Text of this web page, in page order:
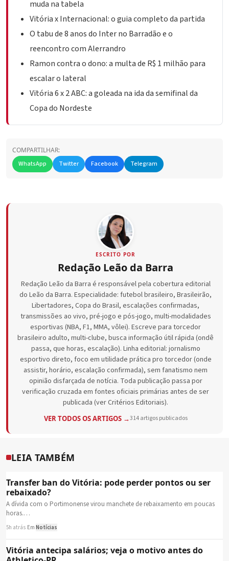
muda na tabela
Vitória x Internacional: o guia completo da partida
O tabu de 8 anos do Inter no Barradão e o
reencontro com Alerrandro
Ramon contra o dono: a multa de R$ 1 milhão para
escalar o lateral
Vitória 6 x 2 ABC: a goleada na ida da semifinal da
Copa do Nordeste
COMPARTILHAR:
WhatsApp
Twitter Facebook Telegram
ESCRITO POR
Redação Leão da Barra
Redação Leão da Barra é responsável pela cobertura editorial
do Leão da Barra. Especialidade: futebol brasileiro, Brasileirão,
Libertadores, Copa do Brasil, escalações confirmadas,
transmissões ao vivo, pré-jogo e pós-jogo, multi-modalidades
esportivas (NBA, F1, MMA, vôlei). Escreve para torcedor
brasileiro adulto, multi-clube, busca informação útil rápida (ondê
passa, que horas, escalação). Linha editorial: jornalismo
esportivo direto, foco em utilidade prática pro torcedor (onde
assistir, horário, escalação confirmada), sem fanatismo nem
opinião disfarçada de notícia. Toda publicação passa por
verificação cruzada em fontes oficiais primárias antes de ser
publicada (ver Critérios Editoriais).
VER TODOS OS ARTIGOS →314 artigos publicados
LEIA TAMBÉM
Transfer ban do Vitória: pode perder pontos ou ser
rebaixado?
A dívida com o Portimonense virou manchete de rebaixamento em poucas
horas.…
5h atrás Em Notícias
Vitória antecipa salários; veja o motivo antes do